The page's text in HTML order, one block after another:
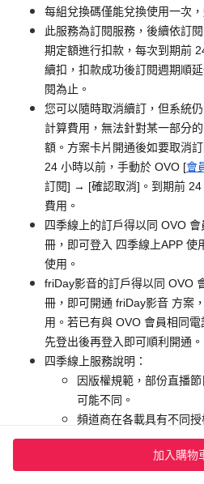
加入購物
每組兌換碼僅能兌換使用一次
此服務為訂閱服務，後續依訂
期定額進行扣款，每次到期前
續扣，扣款成功後訂閱週期順
閱為止。
您可以隨時取消續訂，但系統
計算費用，無法針對某一部分
額。方案卡片開通後如要取消
24 小時以前，手動於 OVO [會
訂閱] → [確認取消]。到期前 24
費用。
四季線上的訂戶得以同 OVO
冊，即可登入 四季線上APP 使
使用。
friDay影音的訂戶得以同 OVO
冊，即可開通 friDay影音 方案
用。若已有與 OVO 會員相同
先登出後再登入即可順利開通。
四季線上服務說明：
因版權規範，部份直播
可能不同。
頻道商在各載具有不同
播出。
四季線上擁有更換頻道增